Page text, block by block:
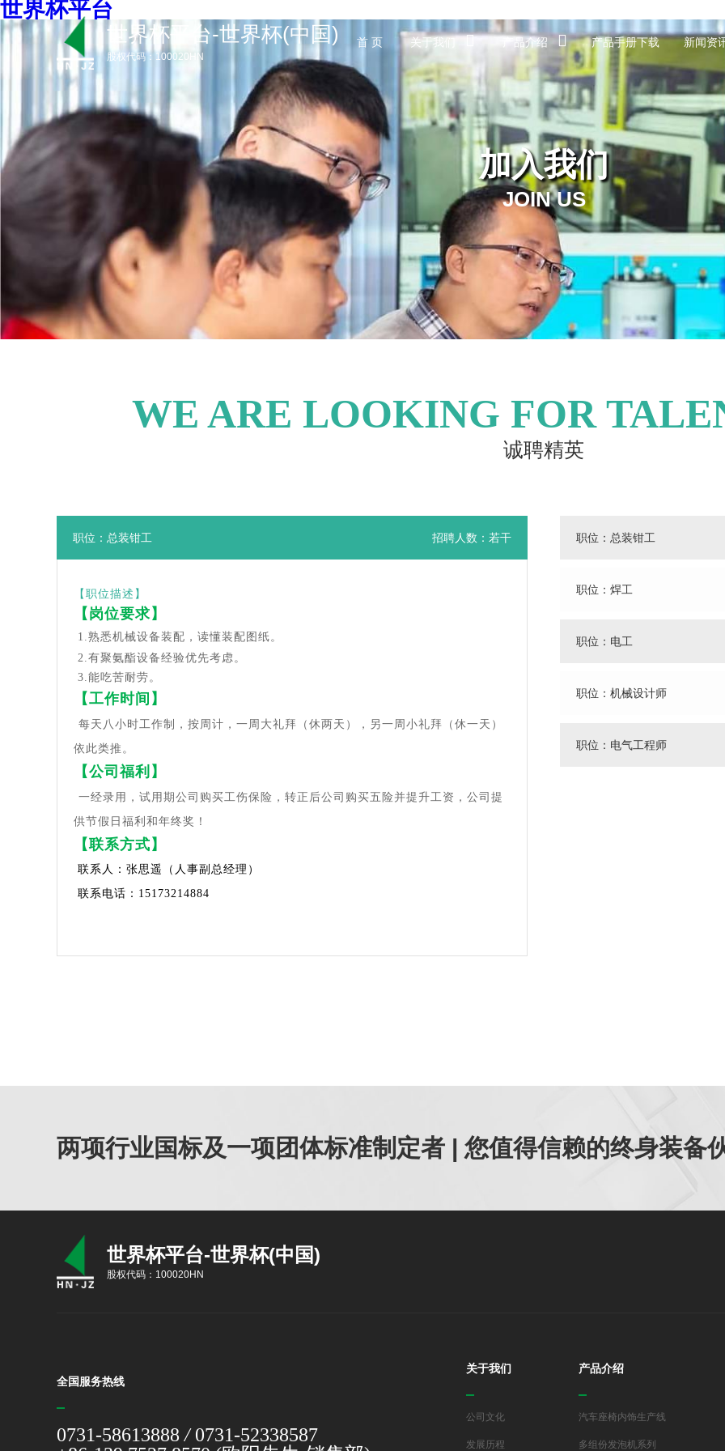
世界杯平台
世界杯平台-世界杯(中国)
股权代码：100020HN
关于我们
产品介绍
产品手册下载
世界杯平台-世界杯(中国)
首 页 关于我们 产品介绍 产品手册下载 新闻资
加入我们
JOIN US
WE ARE LOOKING FOR
诚聘精英
职位：总装钳工 招聘人数：若干
【职位描述】
【岗位要求】
1.熟悉机械设备装配，读懂装配图纸。
2.有聚氨酯设备经验优先考虑。
3.能吃苦耐劳。
【工作时间】
每天八小时工作制，按周计，一周大礼拜（休两天），另一周小礼拜（休一天）
依此类推。
【公司福利】
一经录用，试用期公司购买工伤保险，转正后公司购买五险并提升工资，公司提
供节假日福利和年终奖！
【联系方式】
联系人：张思遥 （人事副总经理 ）
联系电话：15173214884
职位：总装钳工
职位：焊工
职位：电工
职位：机械设计师
职位：电气工程师
两项行业国标及一项团体标准制定者 | 您值得信赖的终身装备
世界杯平台-世界杯(中国)
股权代码：100020HN
全国服务热线
0731-58613888 / 0731-52338587
关于我们
公司文化
发展历程
产品介绍
汽车座椅内饰生产线
多组份发泡机系列